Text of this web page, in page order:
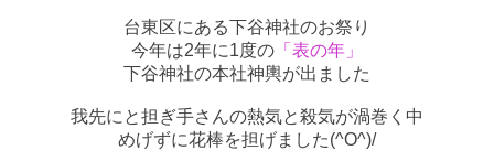
台東区にある下谷神社のお祭り
今年は2年に1度の 「表の年」
下谷神社の本社神輿が出ました
我先にと担ぎ手さんの熱気と殺気が渦巻く中
めげずに花棒を担げました(^O^)/